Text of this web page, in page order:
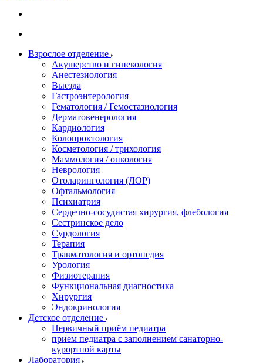
Взрослое отделение
Акушерство и гинекология
Анестезиология
Выезда
Гастроэнтерология
Гематология / Гемостазиология
Дерматовенерология
Кардиология
Колопроктология
Косметология / трихология
Маммология / онкология
Неврология
Отоларингология (ЛОР)
Офтальмология
Психиатрия
Сердечно-сосудистая хирургия, флебология
Сестринское дело
Сурдология
Терапия
Травматология и ортопедия
Урология
Физиотерапия
Функциональная диагностика
Хирургия
Эндокринология
Детское отделение
Первичный приём педиатра
прием педиатра с заполнением санаторно-
курортной карты
Лаборатория